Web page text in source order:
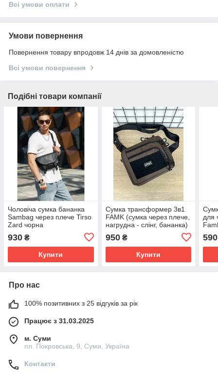
Всі умови оплати
Умови повернення
Повернення товару впродовж 14 днів за домовленістю
Всі умови повернення
Подібні товари компанії
Чоловіча сумка бананка
Sambag через плече Tirso
Zard чорна
930 ₴
Купити
Сумка трансформер 3в1
FAMK (сумка через плече,
нагрудна - слінг, бананка)
Коричневий
950₴
Купити
для
590
Про нас
100% позитивних з 25 відгуків за рік
Працює з 31.03.2025
м. Суми
пл. Покровська, 9, Суми, Україна
Контакти